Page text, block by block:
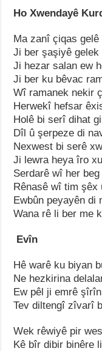
Ho Xwendayê
Ma zanî çiqas
Ji ber şaşiyê gelek
Ji hezar salan ew
Ji ber ku bêvac
Wî ramanek nekir
Herwekî hefsar
Holê bi serî dihat
Dîl û şerpeze di
Nexwest bi serê
Ji lewra heya îro
Serdarê wî her
Rênasê wî tim şêx
Ewbûn peyayên di
Wana rê li ber me
Evîn
Hê warê ku biyan
Ne hezkirina
Ew pêl ji emrê
Tev diltengî zîvarî
Wek rêwiyê pir
Kê bîr dibir binêre